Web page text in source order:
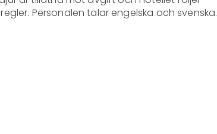
Personalen talar engelska och svenska.